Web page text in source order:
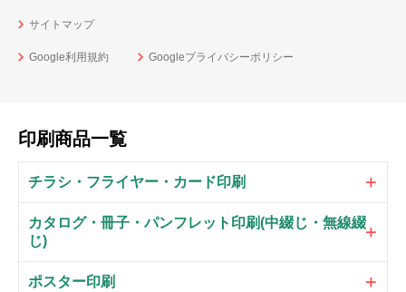
サイトマップ
Google利用規約 Googleプライバシーポリシー
印刷商品一覧
チラシ・フライヤー・カード印刷
カタログ・冊子・パンフレット印刷(中綴じ・無線綴
じ)
ポスター印刷